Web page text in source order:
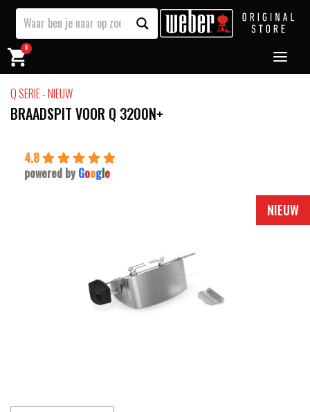
0
Q SERIE - NIEUW
BRAADSPIT VOOR Q 3200N+
4.8
powered by Google
NIEUW